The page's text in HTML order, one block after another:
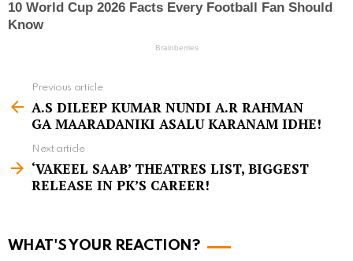
e
m
e
Previous article
A.S DILEEP KUMAR NUNDI A.R RAHMAN
GA MAARADANIKI ASALU KARANAM IDHE!
Next article
‘VAKEEL SAAB’ THEATRES LIST, BIGGEST
RELEASE IN PK’S CAREER!
WHAT'S YOUR REACTION?